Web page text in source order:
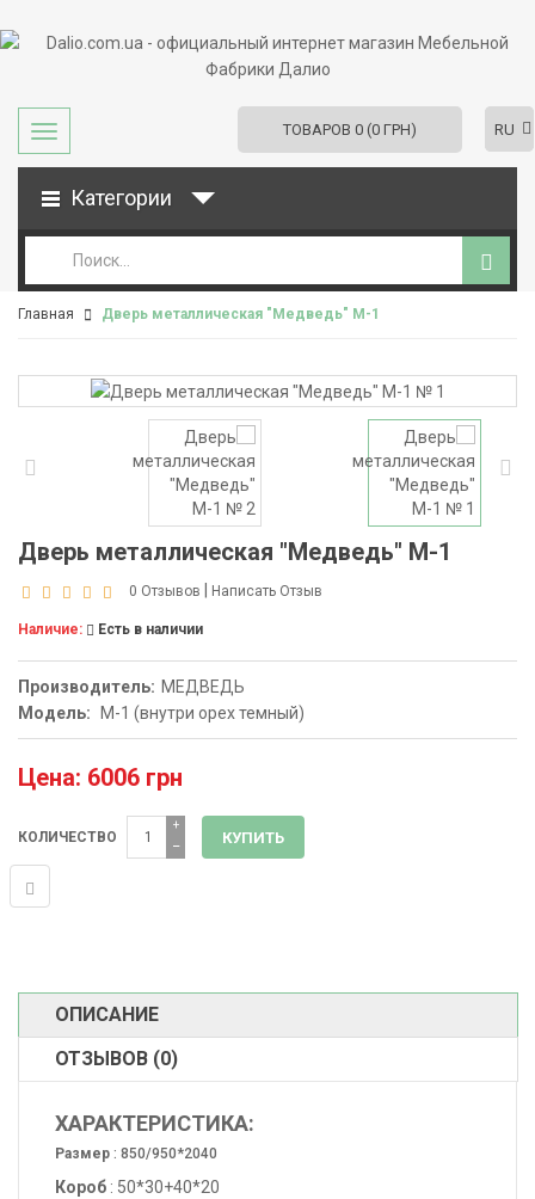
ТОВАРОВ 0 (0 ГРН) RU
Категории
Главная Дверь металлическая "Медведь" М-1
Дверь металлическая "Медведь" М-1
0 Отзывов Написать Отзыв
Наличие: Есть в наличии
Производитель: МЕДВЕДЬ
Модель:
М-1 (внутри орех темный)
Цена: 6006 грн
КОЛИЧЕСТВО −
+
ОПИСАНИЕ
ОТЗЫВОВ (0)
ХАРАКТЕРИСТИКА:
Размер : 850/950*2040
Короб : 50*30+40*20